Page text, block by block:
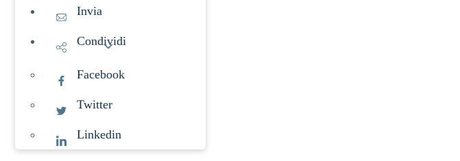
Invia
Condividi
Facebook
Twitter
Linkedin